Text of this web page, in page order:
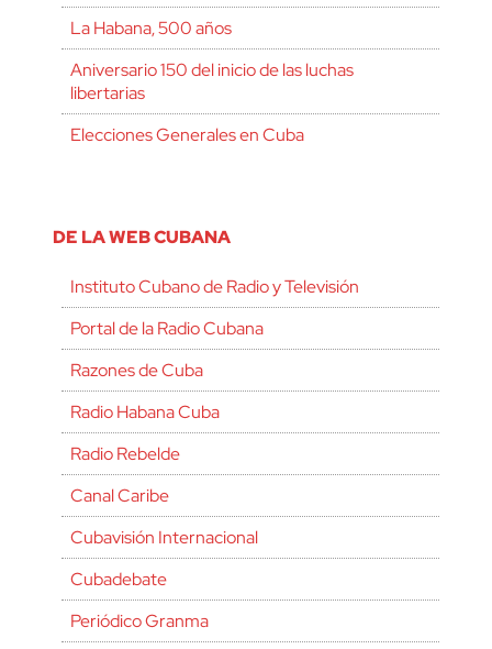
La Habana, 500 años
Aniversario 150 del inicio de las luchas
libertarias
Elecciones Generales en Cuba
DE LA WEB CUBANA
Instituto Cubano de Radio y Televisión
Portal de la Radio Cubana
Razones de Cuba
Radio Habana Cuba
Radio Rebelde
Canal Caribe
Cubavisión Internacional
Cubadebate
Periódico Granma